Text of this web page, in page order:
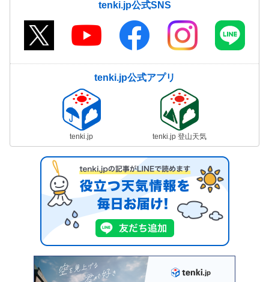
tenki.jp公式SNS
tenki.jp公式アプリ
tenki.jp tenki.jp 登山天気